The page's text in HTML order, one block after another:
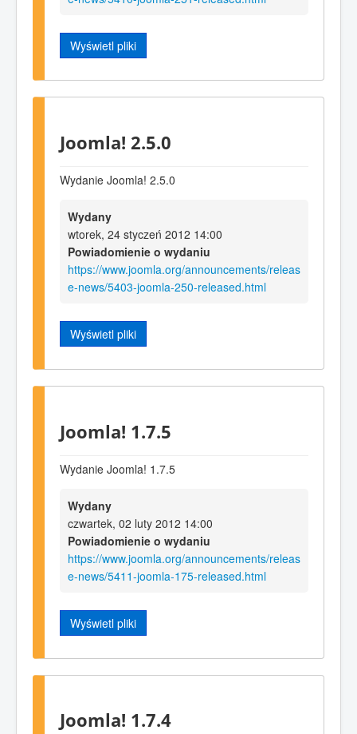
Wyświetl pliki
Joomla! 2.5.0
Wydanie Joomla! 2.5.0
Wydany
wtorek, 24 styczeń 2012 14:00
Powiadomienie o wydaniu
https://www.joomla.org/announcements/releas
e-news/5403-joomla-250-released.html
Wyświetl pliki
Joomla! 1.7.5
Wydanie Joomla! 1.7.5
Wydany
czwartek, 02 luty 2012 14:00
Powiadomienie o wydaniu
https://www.joomla.org/announcements/releas
e-news/5411-joomla-175-released.html
Wyświetl pliki
Joomla! 1.7.4